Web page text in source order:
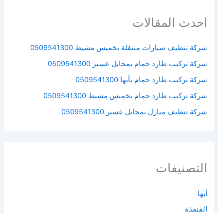
احدث المقالات
شركة تنظيف سيارات متنقلة بخميس مشيط 0509541300
شركة تركيب طارد حمام بمحايل عسير 0509541300
شركة تركيب طارد حمام بأبها 0509541300
شركة تركيب طارد حمام بخميس مشيط 0509541300
شركة تنظيف منازل بمحايل عسير 0509541300
التصنيفات
أبها
القنفذة